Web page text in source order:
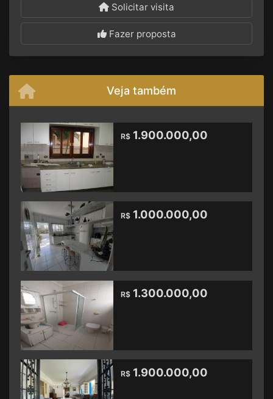
Solicitar visita
Fazer proposta
Veja também
R$ 1.900.000,00
R$ 1.000.000,00
R$ 1.300.000,00
R$ 1.900.000,00